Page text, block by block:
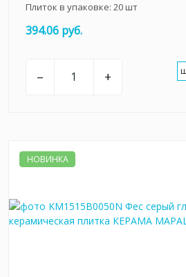
Плиток в упаковке: 20шт
394.06 руб.
– +
НОВИНКА